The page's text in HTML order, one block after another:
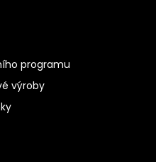
programu
výroby